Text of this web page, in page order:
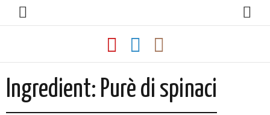
Ingredient: Purè di spinaci